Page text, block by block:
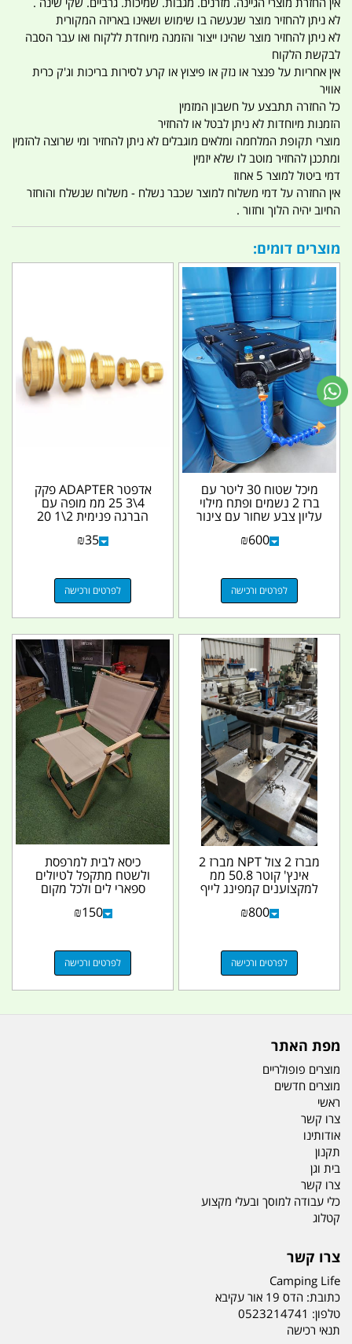
לא ניתן להחזיר מוצר שנעשה בו שימוש ושאינו באריזה המקורית
לא ניתן להחזיר מוצר שהינו ייצור והזמנה מיוחדת ללקוח ואו עבר הסבה
לבקשת הלקוח
אין אחריות על פנצר או נזק או פיצוץ או קרע לסירות בריכות וג'ק כרית
אוויר
כל החזרה תתבצע על חשבון המזמין
הזמנות מיוחדות לא ניתן לבטל או להחזיר
מוצרי תקופת המלחמה ומלאים מוגבלים לא ניתן להחזיר ומי שרוצה להזמין
ומתכנן להחזיר מוטב לו שלא יזמין
דמי ביטול למוצר 5 אחוז
אין החזרה על דמי משלוח למוצר שכבר נשלח - משלוח שנשלח והוחזר
החיוב יהיה הלוך וחזור .
מוצרים דומים:
מיכל שטוח 30 ליטר עם
ברז 2 נשמים ופתח מילוי
עליון צבע שחור עם צינור
₪600
לפרטים ורכישה
אדפטר ADAPTER פקק
4\3 25 ממ מופה עם
הברגה פנימית 2\1 20
₪35
לפרטים ורכישה
מברז 2 צול NPT מברז 2
אינץ' קוטר 50.8 ממ
למקצוענים קמפינג לייף
₪800
לפרטים ורכישה
כיסא לבית למרפסת
ולשטח מתקפל לטיולים
ספארי לים ולכל מקום
₪150
לפרטים ורכישה
מפת האתר
מוצרים פופולריים
מוצרים חדשים
ראשי
צרו קשר
אודותינו
תקנון
בית וגן
צרו קשר
כלי עבודה למוסך ובעלי מקצוע
קטלוג
צרו קשר
Camping Life
כתובת: הדס 19 אור עקיבא
טלפון: 0523214741
תנאי רכישה